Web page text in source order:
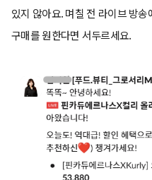
있지 않아요. 며칠 전 라이브 방
구매를 원한다면 서두르세요.